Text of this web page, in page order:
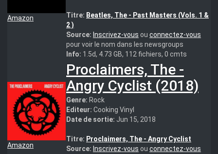
Amazon Titre: Beatles, The - Past Masters (Vols. 1 &
2 )
Source: Inscrivez-vous ou connectez-vous
pour voir le nom dans les newsgroups
Info: 1.5d, 4.73 GB, 112 fichiers, 0 cmts
Amazon
Proclaimers, The -
Angry Cyclist (2018)
Genre: Rock
Editeur: Cooking Vinyl
Date de sortie: Jun 15, 2018
Titre: Proclaimers, The - Angry Cyclist
Source: Inscrivez-vous ou connectez-vous